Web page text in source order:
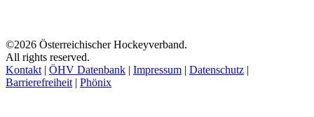
©2026 Österreichischer Hockeyverband.
All rights reserved.
Kontakt | ÖHV Datenbank | Impressum | Datenschutz |
Barrierefreiheit | Phönix